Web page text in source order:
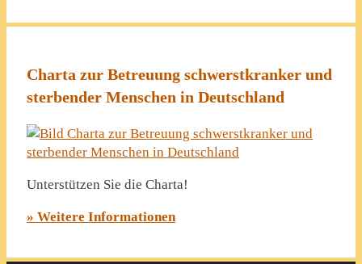
Charta zur Betreuung schwerstkranker und
sterbender Menschen in Deutschland
Unterstützen Sie die Charta!
» Weitere Informationen